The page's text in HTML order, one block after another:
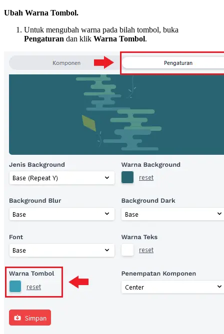
Ubah Warna Tombol.
Untuk mengubah warna pada bilah tombol, buka
Pengaturan dan klik Warna Tombol.